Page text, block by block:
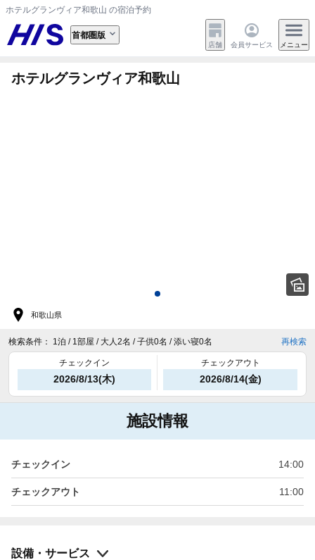
ホテルグランヴィア和歌山 の宿泊予約
首都圏版
店舗 会員サービス メニュー
ホテルグランヴィア和歌山
和歌山県
検索条件： 1泊 / 1部屋 / 大人2名 / 子供0名 / 添い寝0名 再検索
チェックイン
2026/8/13(木)
チェックアウト
2026/8/14(金)
施設情報
チェックイン 14:00
チェックアウト 11:00
設備・サービス